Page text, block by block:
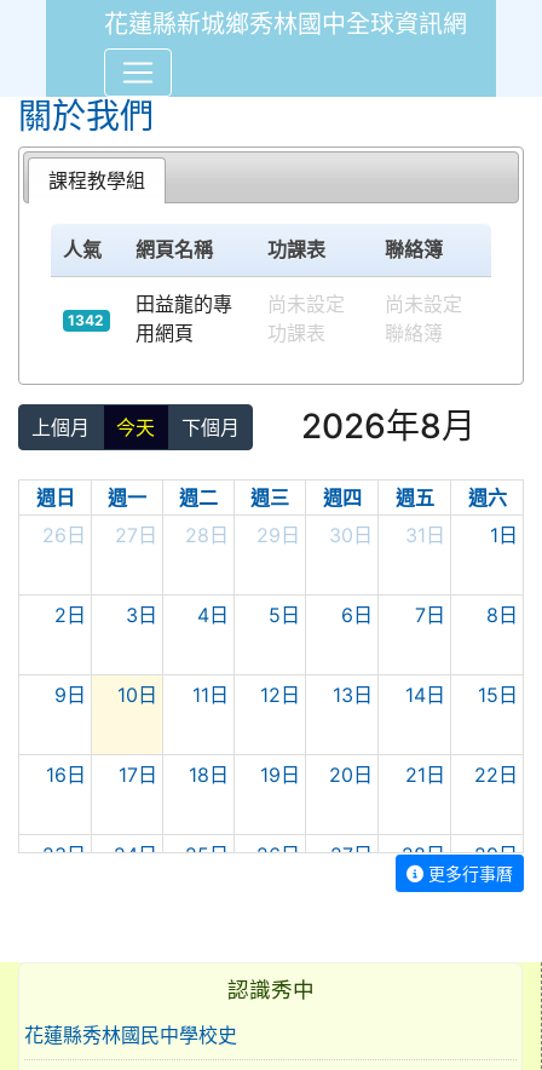
花蓮縣新城鄉秀林國中全球資訊網
Over View
關於我們
課程教學組
人氣 網頁名稱 功課表 聯絡簿
1342
田益龍的專
用網頁
尚未設定
功課表
尚未設定
聯絡簿
上個月 今天 下個月 2026年8月
週日 週一 週二 週三 週四 週五
週六
26日
27日 28日 29日 30日 31日 1日
2日 3日 4日 5日 6日 7日 8日
9日 10日 11日 12日 13日 14日 15日
16日 17日 18日 19日 20日 21日 22日
23日 24日 25日 26日 27日 28日 29日
更多行事曆
認識秀中
花蓮縣秀林國民中學校史